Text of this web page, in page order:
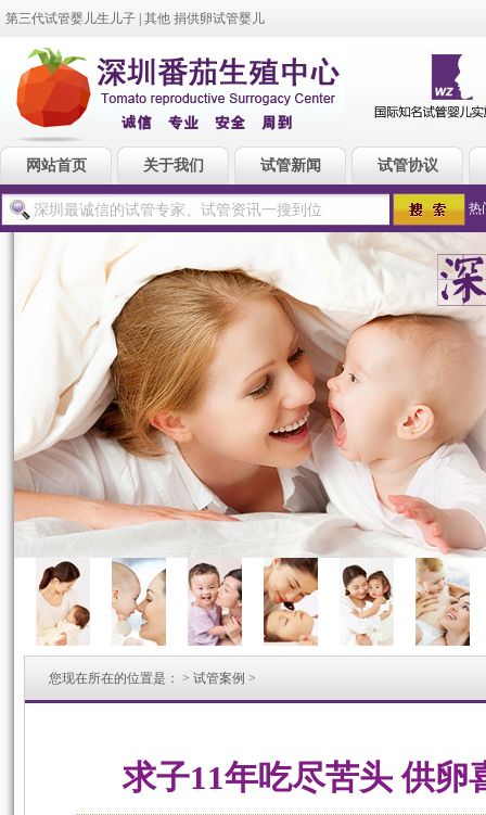
第三代试管婴儿生儿子 其他 捐供卵试管婴儿
网站首页 关于我们 试管新闻 试管协议
热
您现在所在的位置是： > 试管案例 >
求子11年吃尽苦头 供卵